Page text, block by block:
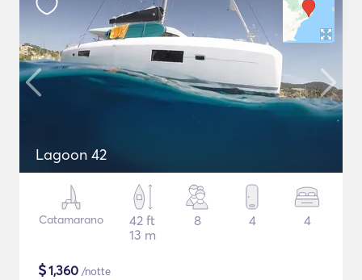
Lagoon 42
Catamarano
42 ft
13 m
8 4 4
$1,360 /notte